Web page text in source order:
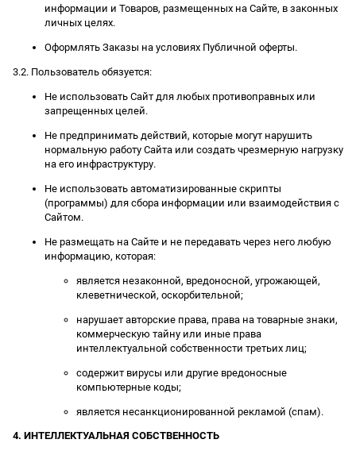
информации и Товаров, размещенных на Сайте, в законных
личных целях.
Оформлять Заказы на условиях Публичной оферты.
3.2. Пользователь обязуется:
Не использовать Сайт для любых противоправных или
запрещенных целей.
Не предпринимать действий, которые могут нарушить
нормальную работу Сайта или создать чрезмерную нагрузку
на его инфраструктуру.
Не использовать автоматизированные скрипты
(программы) для сбора информации или взаимодействия с
Сайтом.
Не размещать на Сайте и не передавать через него любую
информацию, которая:
является незаконной, вредоносной, угрожающей,
клеветнической, оскорбительной;
нарушает авторские права, права на товарные знаки,
коммерческую тайну или иные права
интеллектуальной собственности третьих лиц;
содержит вирусы или другие вредоносные
компьютерные коды;
является несанкционированной рекламой (спам).
4. ИНТЕЛЛЕКТУАЛЬНАЯ СОБСТВЕННОСТЬ